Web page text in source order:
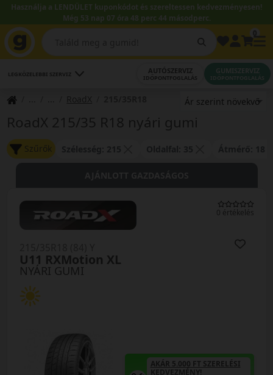
Használja a LENDÜLET kuponkódot és szereltessen kedvezményesen!
Még 53 nap 07 óra 48 perc 44 másodperc.
LEGKÖZELEBBI SZERVIZ AUTÓSZERVIZ
IDŐPONTFOGLALÁS
GUMISZERVIZ
IDŐPONTFOGLALÁS
RoadX
RoadX 215/35 R18 nyári gumi
Szűrők
0 értékelés
NYÁRI GUMI
U11 RXMotion XL
AKÁR 5.000 FT SZERELÉSI
KEDVEZMÉNY!